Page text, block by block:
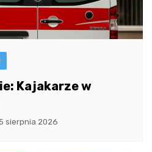
Kajakarze w
sierpnia 2026